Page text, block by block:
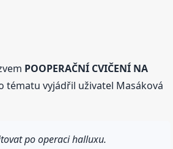
POOPERAČNÍ CVIČENÍ NA
tématu vyjádřil uživatel Masáková
po operaci halluxu.